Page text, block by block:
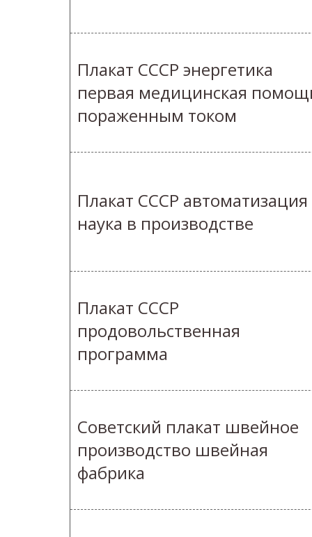
Плакат СССР энергетика
первая медицинская
пораженным током
Плакат СССР
наука в производстве
Плакат СССР
продовольственная
программа
Советский плакат швейное
производство швейная
фабрика